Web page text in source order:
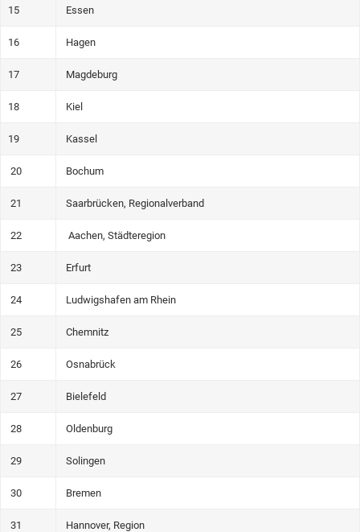
15 Essen
16 Hagen
17 Magdeburg
18 Kiel
19 Kassel
20 Bochum
21 Saarbrücken, Regionalverband
22 Aachen, Städteregion
23 Erfurt
24 Ludwigshafen am Rhein
25 Chemnitz
26 Osnabrück
27 Bielefeld
28 Oldenburg
29 Solingen
30 Bremen
31 Hannover, Region